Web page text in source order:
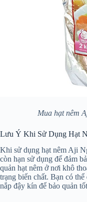
Mua hạt nêm
Lưu Ý Khi Sử Dụng Hạt
Khi sử dụng hạt nêm Aji
còn hạn sử dụng để đảm
quản hạt nêm ở nơi khô
trạng biến chất. Bạn có
nắp đậy kín để bảo quản